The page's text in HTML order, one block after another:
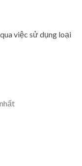
việc sử dụng loại